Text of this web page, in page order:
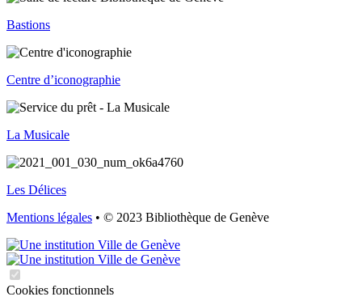
Bastions
Centre d’iconographie
La Musicale
Les Délices
Mentions légales • © 2023 Bibliothèque de Genève
Cookies fonctionnels